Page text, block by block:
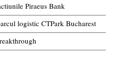
Piraeus Bank
logistic CTPark Bucharest